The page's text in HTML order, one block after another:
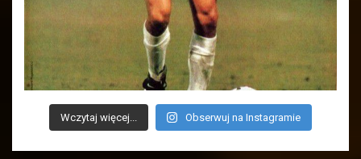
Wczytaj więcej... Obserwuj na Instagramie